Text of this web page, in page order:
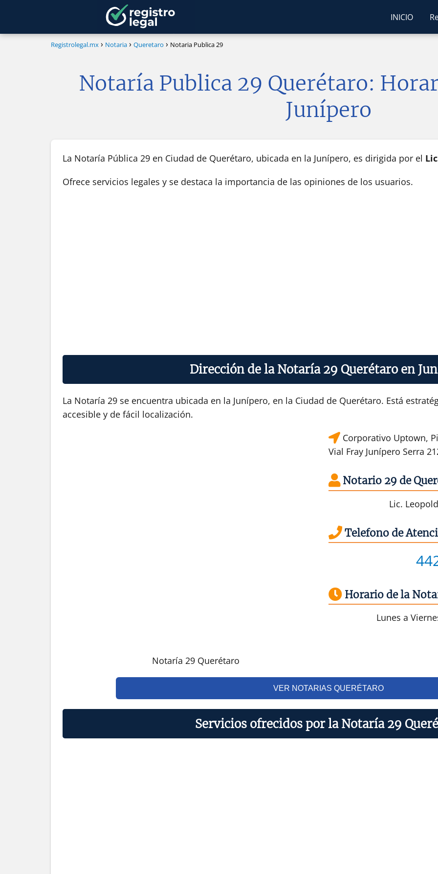
INICIO
Registrolegal.mx Notaria Queretaro Notaria Publica 29
Notaría Publica 29 Querétaro:
Junípero
La Notaría Pública 29 en Ciudad de Querétaro, ubicada en la Junípero, es dirigida por el
Ofrece servicios legales y se destaca la importancia de las opiniones de los usuarios.
Dirección de la Notaría 29 Querétaro en
La Notaría 29 se encuentra ubicada en la Junípero, en la Ciudad de Querétaro. Está
accesible y de fácil localización.
Notaría 29 Querétaro
Corporativo Uptown,
Vial Fray Junípero Serra
Notario 29 de
Lic.
Telefono de
Horario de la
Lunes a
VER NOTARIAS QUERÉTARO
Servicios ofrecidos por la Notaría 29